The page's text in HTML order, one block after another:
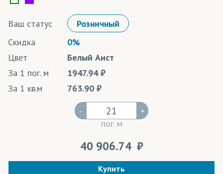
Ваш статус
Розничный
Скидка
0%
Цвет
Белый Аист
За 1 пог. м
1947.94
За 1 кв.м
763.90
-
пог. м
+
40 906.74
Купить